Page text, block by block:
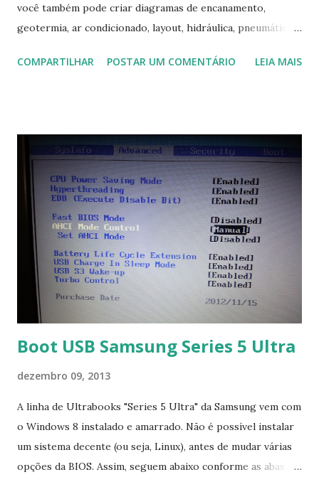
você também pode criar diagramas de encanamento,
geotermia, ar condicionado, layout, hidráulica, pneumática,
Na última versão 0.100, a coleção contém mais de 8.000
COMPARTILHAR POSTAR UM COMENTÁRIO LEIA MAIS
Boot USB Samsung Series 5 Ultra
dezembro 09, 2013
A linha de Ultrabooks "Series 5 Ultra" da Samsung vem com
o Windows 8 instalado e amarrado. Não é possível instalar
um sistema decente (ou seja, Linux), antes de mudar várias
opções da BIOS. Assim, seguem abaixo conforme as abas, a